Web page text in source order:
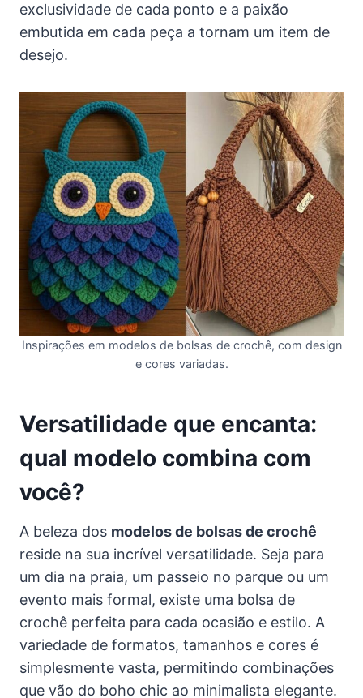
exclusividade de cada ponto e a paixão
embutida em cada peça a tornam um item de
desejo.
Inspirações em modelos de bolsas de crochê, com design
e cores variadas.
Versatilidade que encanta:
qual modelo combina com
você?
A beleza dos modelos de bolsas de crochê
reside na sua incrível versatilidade. Seja para
um dia na praia, um passeio no parque ou um
evento mais formal, existe uma bolsa de
crochê perfeita para cada ocasião e estilo. A
variedade de formatos, tamanhos e cores é
simplesmente vasta, permitindo combinações
que vão do boho chic ao minimalista elegante.